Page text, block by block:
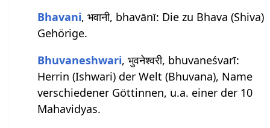
Bhavani, भवानी, bhavānī: Die zu Bhava (Shiva)
Gehörige.
Bhuvaneshwari, भुवनेश्वरी, bhuvaneśvarī:
Herrin (Ishwari) der Welt (Bhuvana), Name
verschiedener Göttinnen, u.a. einer der 10
Mahavidyas.